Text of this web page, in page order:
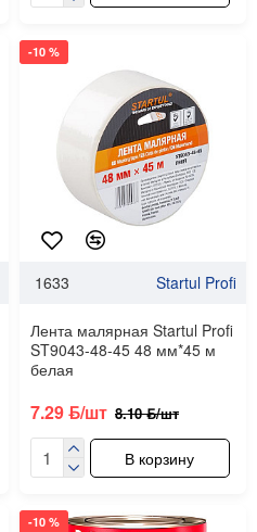
-10 %
1633 Startul Profi
Лента малярная Startul Profi
ST9043-48-45 48 мм*45 м
белая
7.29 ƃ/шт 8.10 ƃ/шт
В корзину
-10 %